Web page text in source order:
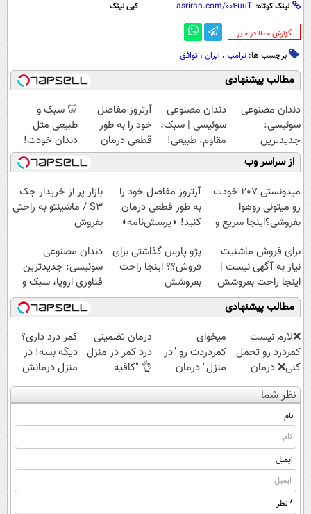
لینک کوتاه: کپی لینک
‌گزارش خطا در خبر
برچسب ها: ترامپ ، ایران ، توافق
مطالب پیشنهادی
دندان مصنوعی
سوئیسی:
جدیدترین
فناوری اروپا،
سبک و مقاوم |
پرداخت قسطی
دندان مصنوعی
سوئیسی | سبک،
مقاوم، طبیعی!
ویزیت
رایگان+پرداخت
اقساطی😍
آرتروز مفاصل
خود را به طور
قطعی درمان
کنید!
◗پرسش‌نامه◖
🦷 سبک و
طبیعی مثل
دندان خودت!
نصب آسان و
پرداخت اقساطی
💳 📍 تهران
از سراسر وب
میدونستی 207 خودت
رو میتونی روهوا
بفروشی؟اینجا سریع و
آرتروز مفاصل خود را
به طور قطعی درمان
کنید! ◗پرسش‌نامه◖
بازار پر از خریدار جک
S3 / ماشینتو به راحتی
بفروش
برای فروش ماشنیت
نیاز به آگهی نیست |
اینجا راحت بفروشش
پژو پارس گذاشتی برای
فروش؟؟ اینجا راحت
بفروشش
دندان مصنوعی
سوئیسی: جدیدترین
فناوری اروپا، سبک و
مقاوم | پرداخت
قسطی
مطالب پیشنهادی
❌لازم نیست
کمردرد رو تحمل
کنی❌ درمان
بدون جراحی و
قرص
(پرسشنامه)
میخوای
کمردردت رو "در
منزل" درمان
کنی؟ (◂فیلم +
◂پرسش‌نامه)
درمان تضمینی
درد کمر در منزل
👌 "کافیه
پرسش‌نامه رو پر
کنی"
کمر درد داری؟
دیگه بسه! در
منزل درمانش
کن
(◀پرسش‌نامه)
نظر شما
نام
ایمیل
* نظر